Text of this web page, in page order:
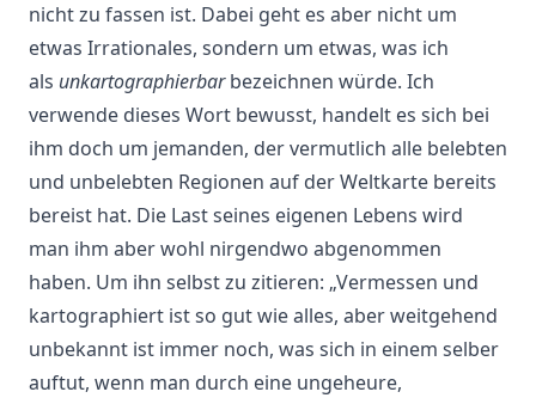
nicht zu fassen ist. Dabei geht es aber nicht um
etwas Irrationales, sondern um etwas, was ich
als unkartographierbarbezeichnen würde. Ich
verwende dieses Wort bewusst, handelt es sich bei
ihm doch um jemanden, der vermutlich alle belebten
und unbelebten Regionen auf der Weltkarte bereits
bereist hat. Die Last seines eigenen Lebens wird
man ihm aber wohl nirgendwo abgenommen
haben. Um ihn selbst zu zitieren: „Vermessen und
kartographiert ist so gut wie alles, aber weitgehend
unbekannt ist immer noch, was sich in einem selber
auftut, wenn man durch eine ungeheure,